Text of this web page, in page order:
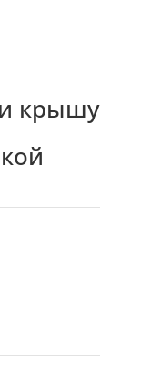
крышу